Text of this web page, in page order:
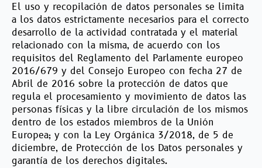
El uso y recopilación de datos personales se limita
a los datos estrictamente necesarios para el correcto
desarrollo de la actividad contratada y el material
relacionado con la misma, de acuerdo con los
requisitos del Reglamento del Parlamente europeo
2016/679 y del Consejo Europeo con fecha 27 de
Abril de 2016 sobre la protección de datos que
regula el procesamiento y movimiento de datos las
personas físicas y la libre circulación de los mismos
dentro de los estados miembros de la Unión
Europea; y con la Ley Orgánica 3/2018, de 5 de
diciembre, de Protección de los Datos personales y
garantía de los derechos digitales.